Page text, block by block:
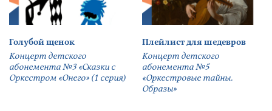
Голубой щенок
Концерт детского
абонемента №3 «Сказки с
Оркестром «Онего» (1 серия)
Плейлист для шедевров
Концерт детского
абонемента №5
«Оркестровые тайны.
Образы»